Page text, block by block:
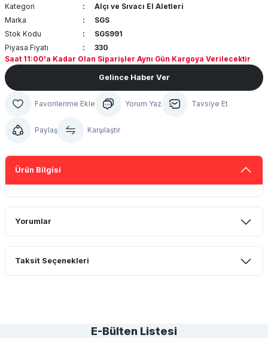
Kategori
Alçı ve Sıvacı El Aletleri
Marka
SGS
Stok Kodu
SGS991
Piyasa Fiyatı
330
Saat 11:00'a Kadar Olan Siparişler Aynı Gün Kargoya Verilecektir
Gelince Haber Ver
Yorum Yaz Tavsiye Et
Paylaş Karşılaştır
Ürün Bilgisi
Yorumlar
Bu ürüne ilk yorumu siz yapın!
Taksit Seçenekleri
E-Bülten Listesi